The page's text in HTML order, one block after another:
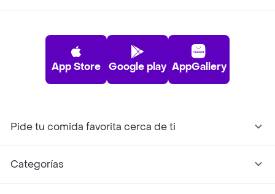
App Store Google play AppGallery
Pide tu comida favorita cerca de ti
Categorías